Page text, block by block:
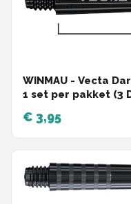
WINMAU - Vecta
1 set per pakket (3
€ 3,95